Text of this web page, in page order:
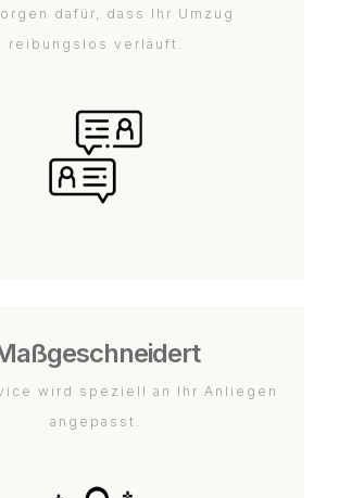
dafür, dass Ihr Umzug
reibungslos verläuft.
wird speziell an Ihr Anliegen
angepasst.